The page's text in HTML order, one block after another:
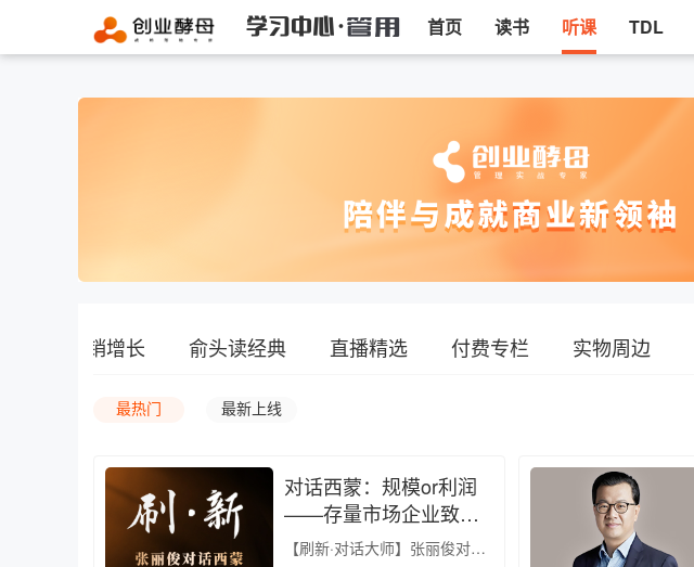
首页 读书 听课 TDL
营销增长 俞头读经典 直播精选 付费专栏 实物周边
最热门 最新上线
对话西蒙：规模or利润
——存量市场企业致胜
法则
【刷新·对话大师】张丽俊对话西蒙